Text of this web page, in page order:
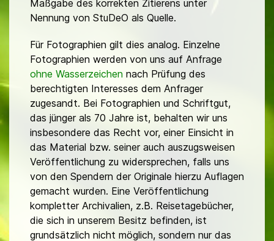
Maßgabe des korrekten Zitierens unter
Nennung von StuDeO als Quelle.
Für Fotographien gilt dies analog. Einzelne
Fotographien werden von uns auf Anfrage
ohne Wasserzeichen nach Prüfung des
berechtigten Interesses dem Anfrager
zugesandt. Bei Fotographien und Schriftgut,
das jünger als 70 Jahre ist, behalten wir uns
insbesondere das Recht vor, einer Einsicht in
das Material bzw. seiner auch auszugsweisen
Veröffentlichung zu widersprechen, falls uns
von den Spendern der Originale hierzu Auflagen
gemacht wurden. Eine Veröffentlichung
kompletter Archivalien, z.B. Reisetagebücher,
die sich in unserem Besitz befinden, ist
grundsätzlich nicht möglich, sondern nur das